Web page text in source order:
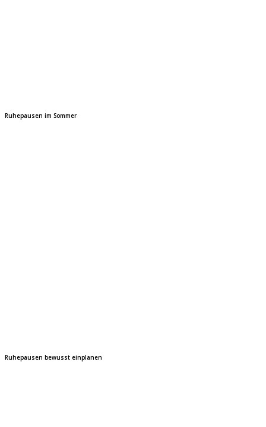
Ruhepausen im Sommer
Ruhepausen bewusst einplanen